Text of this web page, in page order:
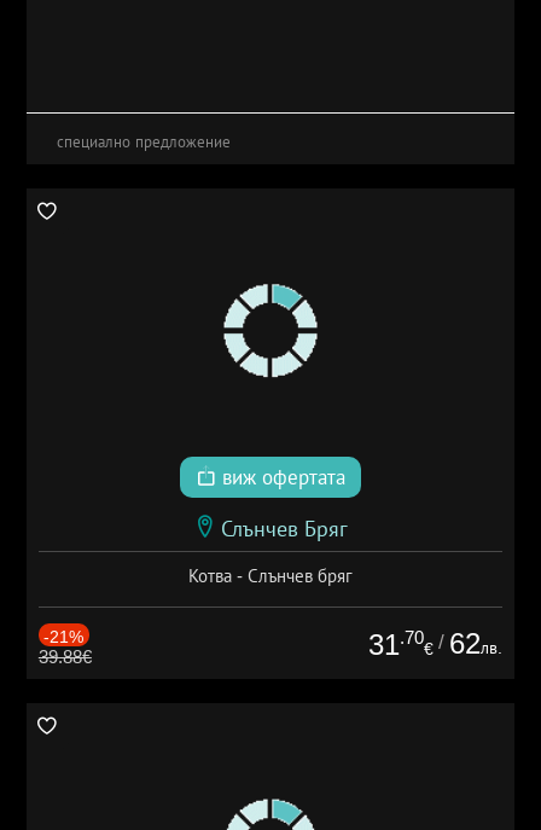
специално предложение
виж офертата
Слънчев Бряг
Котва - Слънчев бряг
-21%
39.88€ 31.70
€ / 62лв.